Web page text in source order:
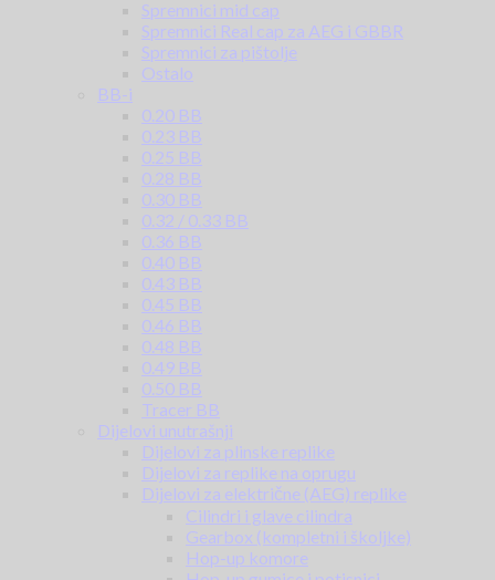
Spremnici mid cap
Spremnici Real cap za AEG i GBBR
Spremnici za pištolje
Ostalo
BB-i
0.20 BB
0.23 BB
0.25 BB
0.28 BB
0.30 BB
0.32 / 0.33 BB
0.36 BB
0.40 BB
0.43 BB
0.45 BB
0.46 BB
0.48 BB
0.49 BB
0.50 BB
Tracer BB
Dijelovi unutrašnji
Dijelovi za plinske replike
Dijelovi za replike na oprugu
Dijelovi za električne (AEG) replike
Cilindri i glave cilindra
Gearbox (kompletni i školjke)
Hop-up komore